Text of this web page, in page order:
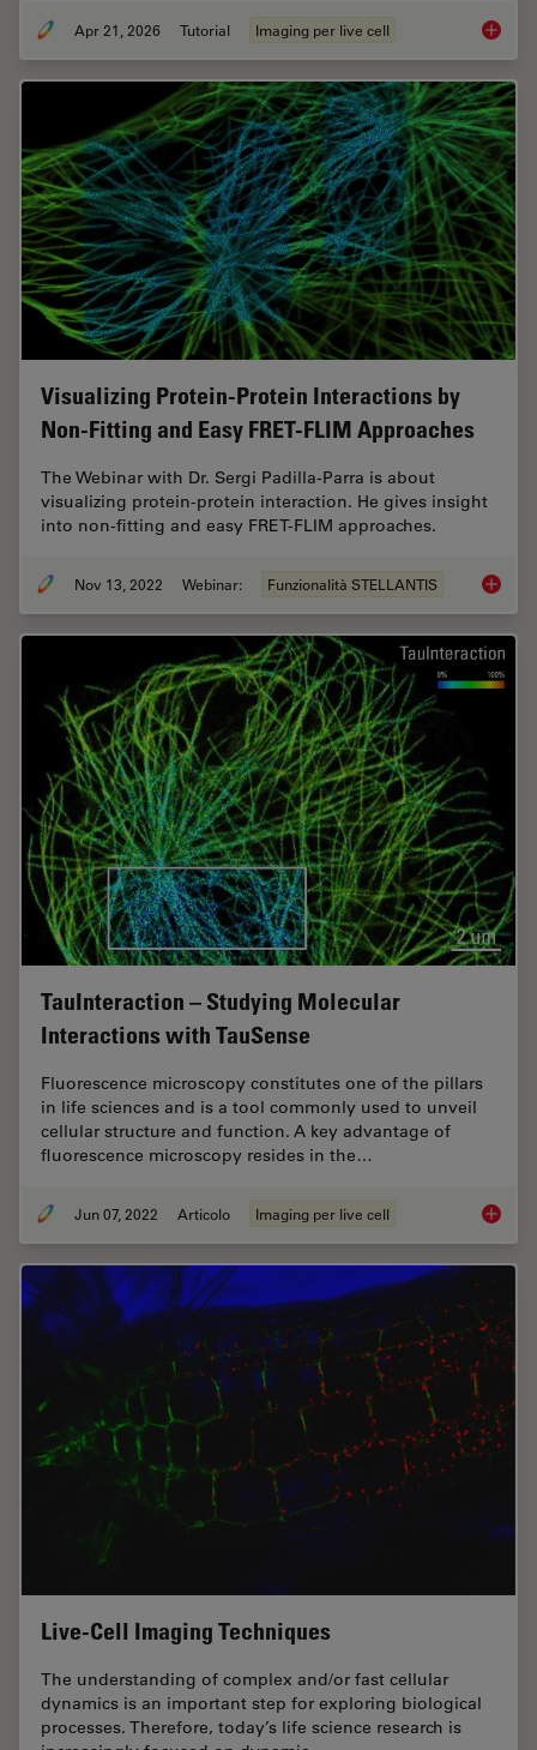
Apr 21, 2026 Tutorial Imaging per live cell
Visualizing Protein-Protein Interactions by
Non-Fitting and Easy FRET-FLIM Approaches
The Webinar with Dr. Sergi Padilla-Parra is about
visualizing protein-protein interaction. He gives insight
into non-fitting and easy FRET-FLIM approaches.
Nov 13, 2022 Webinar: Funzionalità STELLANTIS
TauInteraction – Studying Molecular
Interactions with TauSense
Fluorescence microscopy constitutes one of the pillars
in life sciences and is a tool commonly used to unveil
cellular structure and function. A key advantage of
fluorescence microscopy resides in the…
Jun 07, 2022 Articolo Imaging per live cell
Live-Cell Imaging Techniques
The understanding of complex and/or fast cellular
dynamics is an important step for exploring biological
processes. Therefore, today’s life science research is